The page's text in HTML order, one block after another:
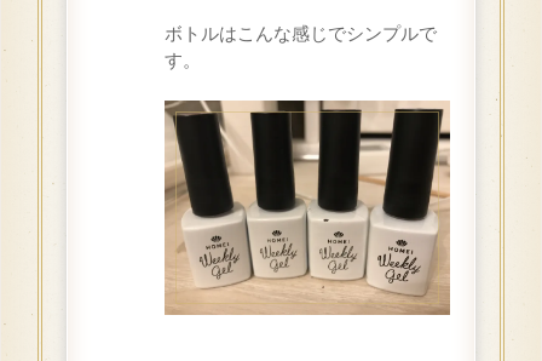
ボトルはこんな感じでシンプルで
す。